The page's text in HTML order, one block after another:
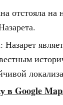
отстояла на
Назарет
в Google